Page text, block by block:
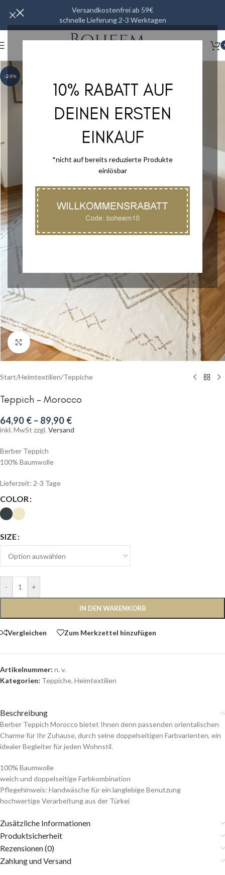
10% RABATT AUF
DEINEN ERSTEN
EINKAUF
*nicht auf bereits reduzierte Produkte
einlösbar
Versandkostenfrei ab 59€
schnelle Lieferung 2-3 Werktagen
-28%
Klick zum Vergrößern
Start/Heimtextilien/Teppiche
Teppich – Morocco
64,90 € – 89,90 €
inkl. MwSt zzgl. Versand
Berber Teppich
100% Baumwolle
Lieferzeit: 2-3 Tage
COLOR
SIZE
- +
IN DEN WARENKORB
Vergleichen Zum Merkzettel hinzufügen
Artikelnummer: n. v.
Kategorien: Teppiche, Heimtextilien
Beschreibung
Berber Teppich Morocco bietet Ihnen denn passenden orientalischen
Charme für Ihr Zuhause, durch seine doppelseitigen Farbvarienten, ein
idealer Begleiter für jeden Wohnstil.
100% Baumwolle
weich und doppelseitige Farbkombination
Pflegehinweis: Handwäsche für ein langlebige Benutzung
hochwertige Verarbeitung aus der Türkei
Zusätzliche Informationen
Produktsicherheit
Rezensionen (0)
Zahlung und Versand